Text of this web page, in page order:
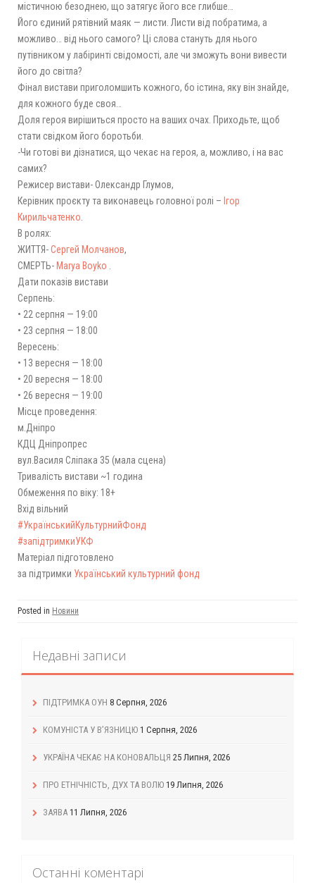
містичною безоднею, що затягує його все глибше…
Його єдиний рятівний маяк — листи. Листи від побратима, а
можливо… від нього самого? Ці слова стануть для нього
путівником у лабіринті свідомості, але чи зможуть вони вивести
його до світла?
Фінал вистави приголомшить кожного, бо істина, яку він знайде,
для кожного буде своя…
Доля героя вирішиться просто на ваших очах. Приходьте, щоб
стати свідком його боротьби.
-Чи готові ви дізнатися, що чекає на героя, а, можливо, і на вас
самих?
Режисер вистави- Олександр Глумов,
Керівник проєкту та виконавець головної ролі – Ігор
Кирильчатенко.
В ролях:
ЖИТТЯ-Сергей Молчанов,
СМЕРТЬ- Marya Boyko .
Дати показів вистави
Серпень:
• 22 серпня — 19:00
• 23 серпня — 18:00
Вересень:
• 13 вересня — 18:00
• 20 вересня — 18:00
• 26 вересня — 19:00
Місце проведення:
м.Дніпро
КДЦ Дніпропрес
вул.Василя Сліпака 35 (мала сцена)
Тривалість вистави ~1 година
Обмеження по віку: 18+
Вхід вільний
#УкраїнськийКультурнийФонд
#запідтримкиУКФ
Матеріал підготовлено
за підтримки Український культурний фонд
Posted in Новини
Недавні записи
ПІДТРИМКА ОУН 8 Серпня, 2026
КОМУНІСТА У В’ЯЗНИЦЮ 1 Серпня, 2026
УКРАЇНА ЧЕКАЄ НА КОНОВАЛЬЦЯ 25 Липня, 2026
ПРО ЕТНІЧНІСТЬ, ДУХ ТА ВОЛЮ 19 Липня, 2026
ЗАЯВА 11 Липня, 2026
Останні коментарі